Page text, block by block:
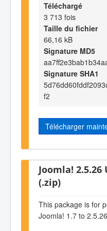
Téléchargé
3 713 fois
Taille du fichier
66,16 kB
Signature MD5
Signature SHA1
f2
Télécharger
Joomla! 2.5.26
(.zip)
This package is for
Joomla! 1.7 to 2.5.26